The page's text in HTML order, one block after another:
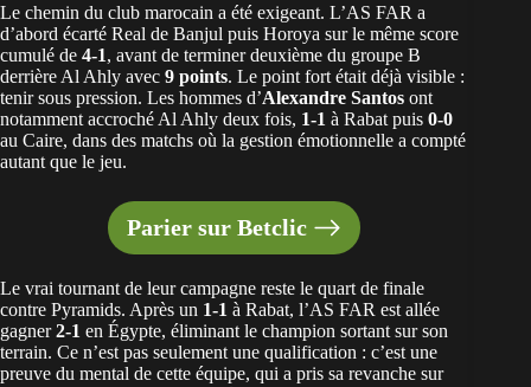
Le chemin du club marocain a été exigeant. L’AS FAR a
d’abord écarté Real de Banjul puis Horoya sur le même score
cumulé de 4-1, avant de terminer deuxième du groupe B
derrière Al Ahly avec 9 points. Le point fort était déjà visible :
tenir sous pression. Les hommes d’Alexandre Santos ont
notamment accroché Al Ahly deux fois, 1-1 à Rabat puis 0-0
au Caire, dans des matchs où la gestion émotionnelle a compté
autant que le jeu.
Parier sur Betclic
Le vrai tournant de leur campagne reste le quart de finale
contre Pyramids. Après un 1-1 à Rabat, l’AS FAR est allée
gagner2-1 en Égypte, éliminant le champion sortant sur son
terrain. Ce n’est pas seulement une qualification : c’est une
preuve du mental de cette équipe, qui a pris sa revanche sur